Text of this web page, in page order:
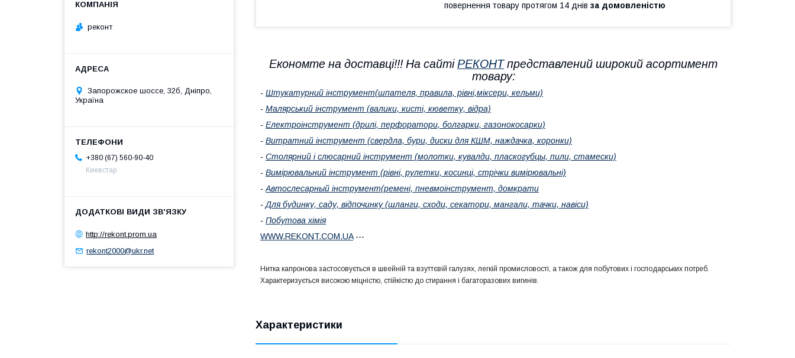
повернення товару протягом 14 днів за домовленістю
Економте на доставці!!! На сайтіРЕКОНТпредставлений широкий асортимент
товару:
- Штукатурний інструмент(шпателя, правила, рівні,міксери, кельми)
- Малярський інструмент (валики, кисті, кюветку, відра)
- Електроінструмент (дрилі, перфоратори, болгарки, газонокосарки)
- Витратний інструмент (свердла, бури, диски для КШМ, наждачка, коронки)
- Столярний і слюсарний інструмент (молотки, кувалди, пласкогубцы, пили, стамески)
- Вимірювальний інструмент (рівні, рулетки, косинці, стрічки вимірювальні)
- Автослесарный інструмент(ремені, пневмоінструмент, домкрати
- Для будинку, саду, відпочинку (шланги, сходи, секатори, мангали, тачки, навіси)
- Побутова хімія
WWW.REKONT.COM.UA---
Нитка капронова застосовується в швейній та взуттєвій галузях, легкій промисловості, а також для побутових і господарських потреб.
Характеризується високою міцністю, стійкістю до стирання і багаторазових вигинів.
Характеристики
реконт
Запорожское шоссе, 32б, Дніпро,
Україна
+380 (67) 560-90-40
Киевстар
http://rekont.prom.ua
rekont2000@ukr.net